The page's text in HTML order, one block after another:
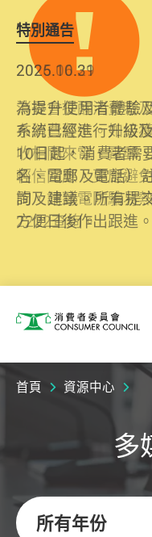
特別通告
2026.06.29
消委會提醒消費者
布消費警示。如接
收相關來電、電郵
輕信回應，更應避
問，請致電防騙易
2222查詢。
2025.10.31
為提升使用者體驗
系統已經進行升級
10日起，消費者需
名、電郵及電話）
詢及建議。所有提
方便日後作出跟進。
消費者委員會
首頁 資源中心
多
所有年份